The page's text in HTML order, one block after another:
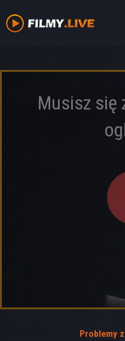
Musisz się
Problemy